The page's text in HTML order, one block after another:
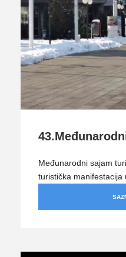
Međunarodni sajam
turistička manifestacija